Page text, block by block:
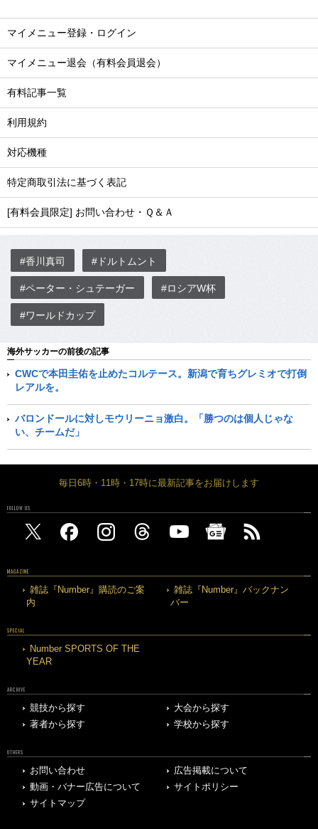
マイメニュー登録・ログイン
マイメニュー退会（有料会員退会）
有料記事一覧
利用規約
対応機種
特定商取引法に基づく表記
[有料会員限定] お問い合わせ・Ｑ＆Ａ
#香川真司 #ドルトムント
#ペーター・シュテーガー #ロシアW杯
#ワールドカップ
海外サッカーの前後の記事
CWCで本田圭佑を止めたコルテース。新潟で育ちグレミオで打倒
レアルを。
バロンドールに対しモウリーニョ激白。「勝つのは個人じゃな
い、チームだ」
毎日6時・11時・17時に最新記事をお届けします
FOLLOW US
MAGAZINE
雑誌『Number』購読のご案
内
雑誌『Number』バックナン
バー
SPECIAL
Number SPORTS OF THE
YEAR
ARCHIVE
競技から探す
大会から探す
著者から探す
学校から探す
OTHERS
お問い合わせ
広告掲載について
動画・バナー広告について
サイトポリシー
サイトマップ